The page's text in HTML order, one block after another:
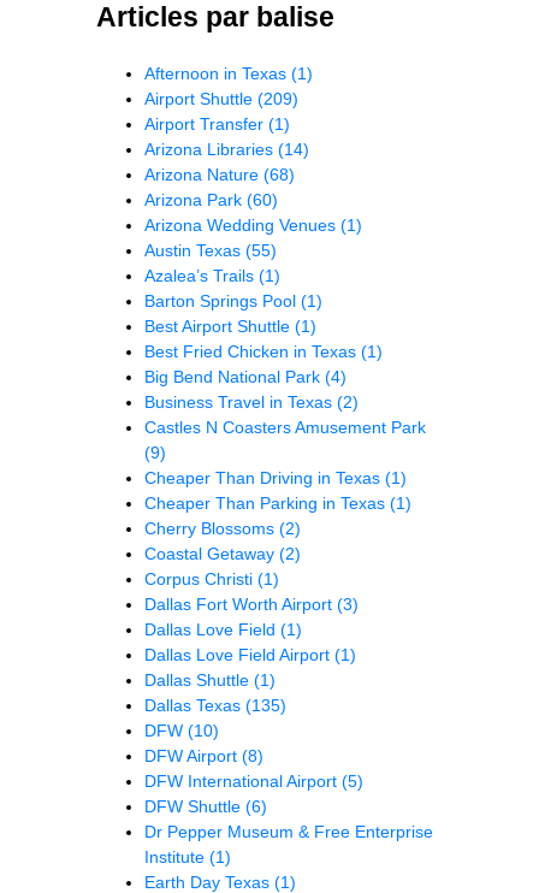
Articles par balise
Afternoon in Texas (1)
Airport Shuttle (209)
Airport Transfer (1)
Arizona Libraries (14)
Arizona Nature (68)
Arizona Park (60)
Arizona Wedding Venues (1)
Austin Texas (55)
Azalea’s Trails (1)
Barton Springs Pool (1)
Best Airport Shuttle (1)
Best Fried Chicken in Texas (1)
Big Bend National Park (4)
Business Travel in Texas (2)
Castles N Coasters Amusement Park
(9)
Cheaper Than Driving in Texas (1)
Cheaper Than Parking in Texas (1)
Cherry Blossoms (2)
Coastal Getaway (2)
Corpus Christi (1)
Dallas Fort Worth Airport (3)
Dallas Love Field (1)
Dallas Love Field Airport (1)
Dallas Shuttle (1)
Dallas Texas (135)
DFW (10)
DFW Airport (8)
DFW International Airport (5)
DFW Shuttle (6)
Dr Pepper Museum & Free Enterprise
Institute (1)
Earth Day Texas (1)